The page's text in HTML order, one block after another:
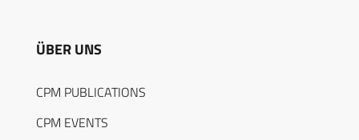
ÜBER UNS
CPM PUBLICATIONS
CPM EVENTS